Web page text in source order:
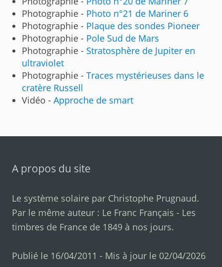
Photographie - Photo n°21 de Mariner 6
Photographie - Plaque des sondes Pioneer
Photographie - Pole Sud de Mars
Photographie - Stratosphère de Jupiter en
ultraviolet
Photographie - Traces mystérieuses dans le
cratère Russell
Vidéo - Approche de smart
A propos du site
Le système solaire par Christophe Prugnaud.
Par le même auteur : Le Franc Français - Les
timbres de France de 1849 à nos jours.
Publié le 16/04/2011 - Mis à jour le 02/04/2026